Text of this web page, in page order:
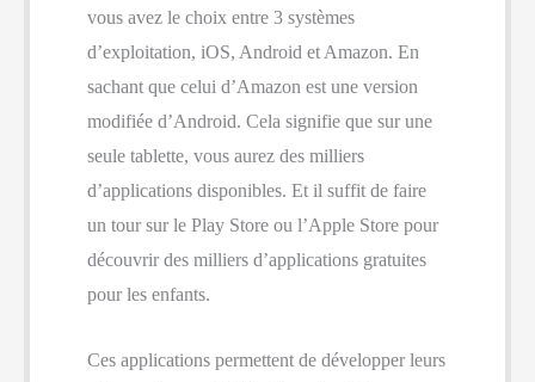
vous avez le choix entre 3 systèmes
d’exploitation, iOS, Android et Amazon. En
sachant que celui d’Amazon est une version
modifiée d’Android. Cela signifie que sur une
seule tablette, vous aurez des milliers
d’applications disponibles. Et il suffit de faire
un tour sur le Play Store ou l’Apple Store pour
découvrir des milliers d’applications gratuites
pour les enfants.
Ces applications permettent de développer leurs